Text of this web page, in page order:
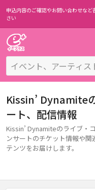
申込内容のご確認やお問い合わせなど
さい
Kissin’ Dynamite
ート、配信情報
Kissin’ Dynamiteのライブ・
ンサートのチケット情報や
テンツをお届けします。